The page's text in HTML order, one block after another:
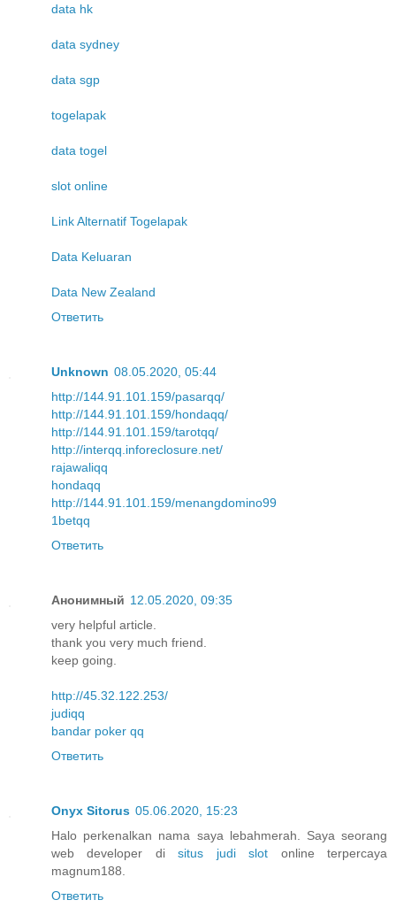
data hk
data sydney
data sgp
togelapak
data togel
slot online
Link Alternatif Togelapak
Data Keluaran
Data New Zealand
Ответить
Unknown 08.05.2020, 05:44
http://144.91.101.159/pasarqq/
http://144.91.101.159/hondaqq/
http://144.91.101.159/tarotqq/
http://interqq.inforeclosure.net/
rajawaliqq
hondaqq
http://144.91.101.159/menangdomino99
1betqq
Ответить
Анонимный 12.05.2020, 09:35
very helpful article.
thank you very much friend.
keep going.
http://45.32.122.253/
judiqq
bandar poker qq
Ответить
Onyx Sitorus 05.06.2020, 15:23
Halo perkenalkan nama saya lebahmerah. Saya seorang
web developer disitus judi slot online terpercaya
magnum188.
Ответить